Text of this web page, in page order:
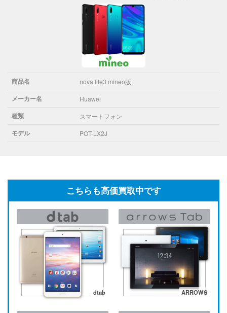
商品名 nova lite3 mineo版
メーカー名 Huawei
種類 スマートフォン
モデル POT-LX2J
こちらも高価買取中です
dtab ARROWS